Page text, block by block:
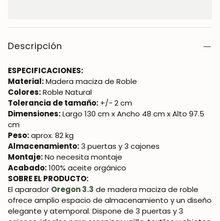
Descripción
ESPECIFICACIONES:
Material:Madera maciza de Roble
Colores:Roble Natural
Tolerancia de tamaño: +/- 2 cm
Dimensiones:Largo 130 cm x Ancho 48 cm x Alto 97.5
cm
Peso:aprox. 82 kg
Almacenamiento:3 puertas y 3 cajones
Montaje:No necesita montaje
Acabado:100% aceite orgánico
SOBRE EL PRODUCTO:
El aparador Oregon 3.3 de madera maciza de roble
ofrece amplio espacio de almacenamiento y un diseño
elegante y atemporal. Dispone de 3 puertas y 3